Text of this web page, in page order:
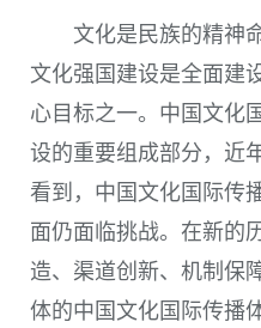
文化是民族的精神
文化强国建设是全面建
心目标之一。中国文化
设的重要组成部分，近
看到，中国文化国际传
面仍面临挑战。在新的
造、渠道创新、机制保
体的中国文化国际传播